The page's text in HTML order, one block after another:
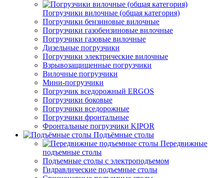
Погрузчики вилочные (общая категория)
Погрузчики бензиновые вилочные
Погрузчики газобензиновые вилочные
Погрузчики газовые вилочные
Дизельные погрузчики
Погрузчики электрические вилочные
Взрывозащищенные погрузчики
Вилочные погрузчики
Мини-погрузчики
Погрузчик вседорожный ERGOS
Погрузчики боковые
Погрузчики вседорожные
Погрузчики фронтальные
Фронтальные погрузчики KIPOR
Подъёмные столы
Передвижные
подъемные столы
Подъемные столы с электроподъемом
Гидравлические подъемные столы